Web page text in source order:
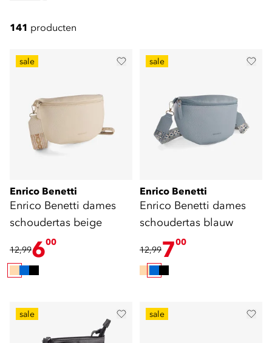
141 producten
sale
Enrico Benetti
Enrico Benetti dames
schoudertas beige
12,99600
sale
Enrico Benetti
Enrico Benetti dames
schoudertas blauw
12,99700
sale sale